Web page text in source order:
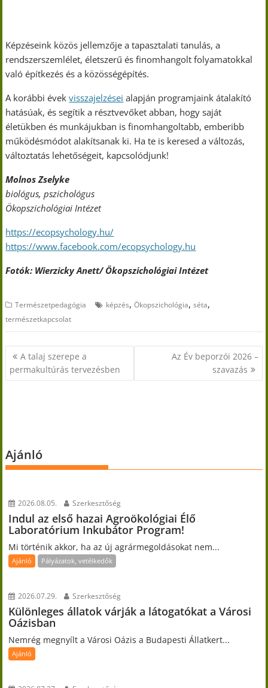
Képzéseink közös jellemzője a tapasztalati tanulás, a
rendszerszemlélet, életszerű és finomhangolt folyamatokkal
való építkezés és a közösségépítés.
A korábbi évekvisszajelzései alapján programjaink átalakító
hatásúak, és segítik a résztvevőket abban, hogy saját
életükben és munkájukban is finomhangoltabb, emberibb
működésmódot alakítsanak ki. Ha te is keresed a változás,
változtatás lehetőségeit, kapcsolódjunk!
Molnos Zselyke
biológus, pszichológus
Ökopszichológiai Intézet
https://ecopsychology.hu/
https://www.facebook.com/ecopsychology.hu
Fotók: Wierzicky Anett/ Ökopszichológiai Intézet
Természetpedagógia képzés,Ökopszichológia,séta,
természetkapcsolat
Bejegyzés
navigáció
A talaj szerepe a
permakultúrás tervezésben
Az Év beporzói 2026 –
szavazás
Ajánló
2026.08.05. Szerkesztőség
Indul az első hazai Agroökológiai Élő
Laboratórium Inkubátor Program!
Mi történik akkor, ha az új agrármegoldásokat nem...
Ajánló Pályázatok, vetélkedők
2026.07.29. Szerkesztőség
Különleges állatok várják a látogatókat a Városi
Oázisban
Nemrég megnyílt a Városi Oázis a Budapesti Állatkert...
Ajánló